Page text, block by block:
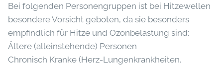
Bei folgenden Personengruppen ist bei Hitzewellen
besondere Vorsicht geboten, da sie besonders
empfindlich für Hitze und Ozonbelastung sind:
Ältere (alleinstehende) Personen
Chronisch Kranke (Herz-Lungenkrankheiten,